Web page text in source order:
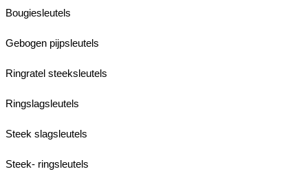
Bougiesleutels
Gebogen pijpsleutels
Ringratel steeksleutels
Ringslagsleutels
Steek slagsleutels
Steek- ringsleutels